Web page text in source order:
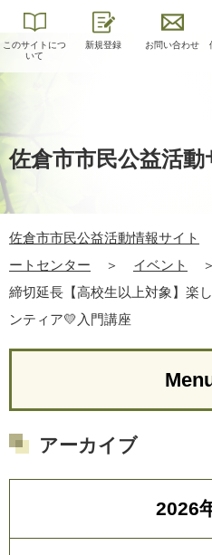
このサイトにつ
いて
新規登録 お問い合わせ
佐倉市市民公益活
佐倉市市民公益活動情報サイト
ートセンター
＞ イベント ＞
締切延長【高校生以上対象】楽
ンティア💛入門講座
アーカイブ
2026